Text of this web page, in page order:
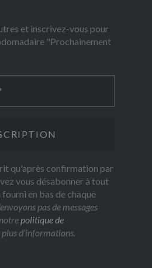
et inscrivez-vous pour
"Prochainement
qu'après confirmation par
vous désabonner à tout
en bas de chaque
pas de messages
politique de
d’informations.